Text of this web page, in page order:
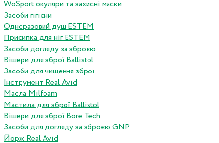
WoSport окуляри та захисні маски
Засоби гігієни
Одноразовий душ ESTEM
Присипка для ніг ESTEM
Засоби догляду за зброєю
Вішери для зброї Ballistol
Засоби для чищення зброї
Інструмент Real Avid
Масла Milfoam
Мастила для зброї Ballistol
Вішери для зброї Bore Tech
Засоби для догляду за зброєю GNP
Йорж Real Avid